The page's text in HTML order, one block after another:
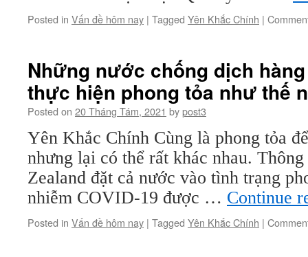
Posted in Vấn đề hôm nay | Tagged Yên Khắc Chính |
Những nước chống dịch
thực hiện phong tỏa như thế
Posted on 20 Tháng Tám, 2021 bypost3
Yên Khắc Chính Cùng là phong tỏa
nhưng lại có thể rất khác nhau.
Zealand đặt cả nước vào tình trạng
nhiễm COVID-19 được … Continue
Posted in Vấn đề hôm nay | Tagged Yên Khắc Chính |